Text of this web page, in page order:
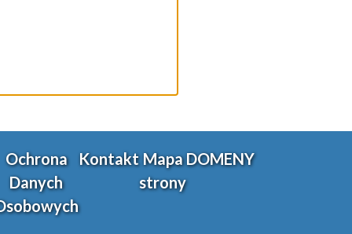
Ochrona
Danych
Kontakt Mapa
strony
DOMENY